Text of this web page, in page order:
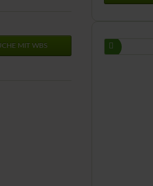
MIT WBS